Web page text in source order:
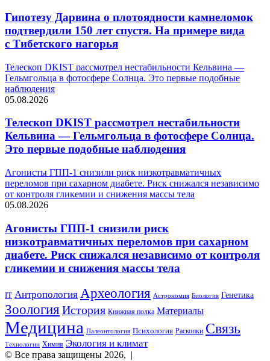
Гипотезу Дарвина о плотоядности камнеломок
подтвердили 150 лет спустя. На примере вида
с Тибетского нагорья
Телескоп DKIST рассмотрел нестабильности Кельвина —
Гельмгольца в фотосфере Солнца. Это первые подобные
наблюдения
05.08.2026
Телескоп DKIST рассмотрел нестабильности
Кельвина — Гельмгольца в фотосфере Солнца.
Это первые подобные наблюдения
Агонисты ГПП-1 снизили риск низкотравматичных
переломов при сахарном диабете. Риск снижался независимо
от контроля гликемии и снижения массы тела
05.08.2026
Агонисты ГПП-1 снизили риск
низкотравматичных переломов при сахарном
диабете. Риск снижался независимо от контроля
гликемии и снижения массы тела
IT Антропология Археология Астрономия Биология Генетика
Зоология История Книжная полка Материалы
Медицина Палеонтология Психология Раскопки Связь
Технологии Химия Экология и климат
© Все права защищены 2026, |